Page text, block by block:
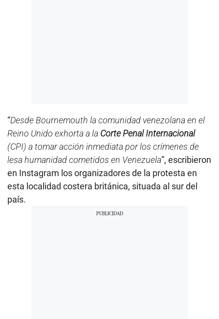
“Desde Bournemouth la comunidad venezolana en el
Reino Unido exhorta a la Corte Penal Internacional
(CPI) a tomar acción inmediata por los crímenes de
lesa humanidad cometidos en Venezuela”, escribieron
en Instagram los organizadores de la protesta en
esta localidad costera británica, situada al sur del
país.